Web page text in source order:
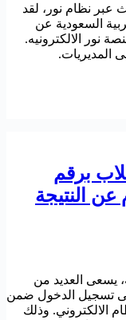
عبر نظام نور، لقد
السعودية عن
نور الالكترونيه.
المديريات.
برقم
عن النتيجة
يسعى العديد من
إلى تسجيل الدخول ضمن
الالكتروني. وذلك